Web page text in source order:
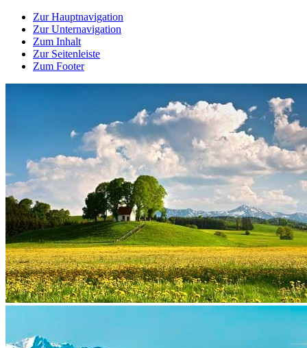
Zur Hauptnavigation
Zur Unternavigation
Zum Inhalt
Zur Seitenleiste
Zum Footer